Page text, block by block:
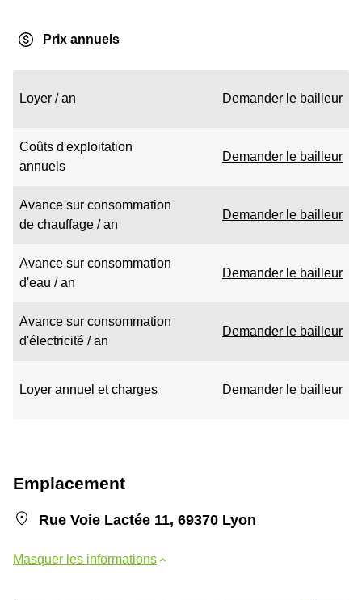
Prix annuels
Loyer / an Demander le bailleur
Coûts d'exploitation
annuels
Demander le bailleur
Avance sur consommation
de chauffage / an
Demander le bailleur
Avance sur consommation
d'eau / an
Demander le bailleur
Avance sur consommation
d'électricité / an
Demander le bailleur
Loyer annuel et charges Demander le bailleur
Emplacement
Rue Voie Lactée 11, 69370 Lyon
Masquer les informations